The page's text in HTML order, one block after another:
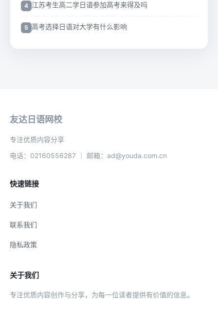
江苏考生高二学日语参加高考来得及吗
高考选择日语对大学有什么影响
友达日语网校
专注优质内容分享
电话：02160556287 ｜ 邮箱：ad@youda.com.cn
快速链接
关于我们
联系我们
隐私政策
关于我们
专注优质内容创作与分享，为每一位读者提供有价值的信息。